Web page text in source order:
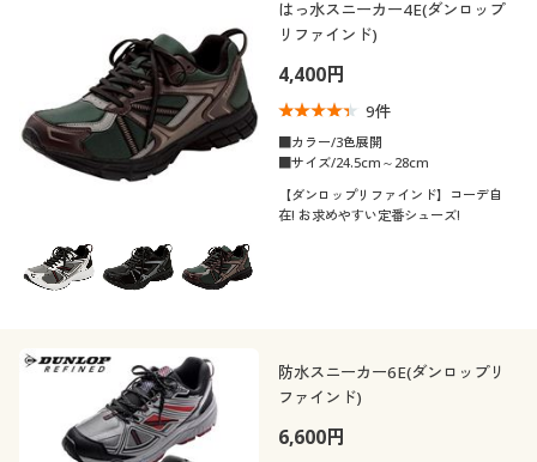
はっ水スニーカー4E(ダンロップ
リファインド)
4,400円
9件
■カラー/3色展開
■サイズ/24.5cm～28cm
【ダンロップリファインド】コーデ自
在! お求めやすい定番シューズ!
防水スニーカー6E(ダンロップリ
ファインド)
6,600円